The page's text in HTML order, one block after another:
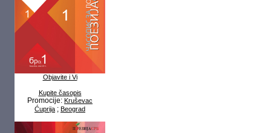
Objavite i Vi
Kupite časopis
Promocije: Kruševac
Ćuprija ; Beograd